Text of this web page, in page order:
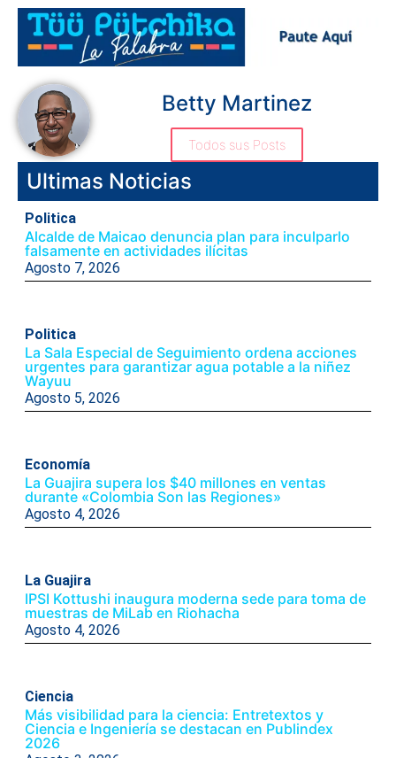
Betty Martinez
Todos sus Posts
Ultimas Noticias
Politica
Alcalde de Maicao denuncia plan para inculparlo
falsamente en actividades ilícitas
Agosto 7, 2026
Politica
La Sala Especial de Seguimiento ordena acciones
urgentes para garantizar agua potable a la niñez
Wayuu
Agosto 5, 2026
Economía
La Guajira supera los $40 millones en ventas
durante «Colombia Son las Regiones»
Agosto 4, 2026
La Guajira
IPSI Kottushi inaugura moderna sede para toma de
muestras de MiLab en Riohacha
Agosto 4, 2026
Ciencia
Más visibilidad para la ciencia: Entretextos y
Ciencia e Ingeniería se destacan en Publindex
2026